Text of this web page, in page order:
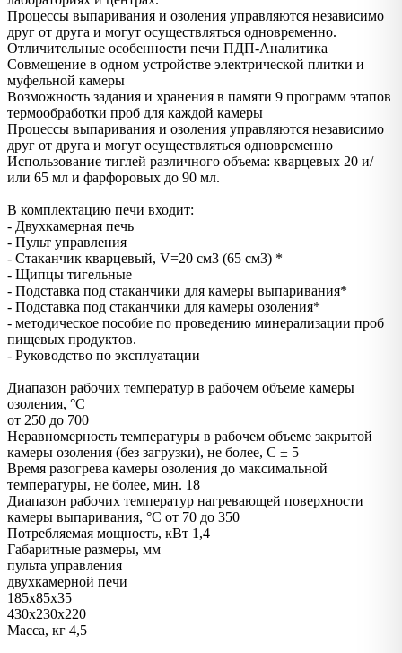
Процессы выпаривания и озоления управляются независимо
друг от друга и могут осуществляться одновременно.
Отличительные особенности печи ПДП-Аналитика
Совмещение в одном устройстве электрической плитки и
муфельной камеры
Возможность задания и хранения в памяти 9 программ этапов
термообработки проб для каждой камеры
Процессы выпаривания и озоления управляются независимо
друг от друга и могут осуществляться одновременно
Использование тиглей различного объема: кварцевых 20 и/
или 65 мл и фарфоровых до 90 мл.
В комплектацию печи входит:
- Двухкамерная печь
- Пульт управления
- Стаканчик кварцевый, V=20 cм3 (65 cм3) *
- Щипцы тигельные
- Подставка под стаканчики для камеры выпаривания*
- Подставка под стаканчики для камеры озоления*
- методическое пособие по проведению минерализации проб
пищевых продуктов.
- Руководство по эксплуатации
Диапазон рабочих температур в рабочем объеме камеры
озоления, °С
от 250 до 700
Неравномерность температуры в рабочем объеме закрытой
камеры озоления (без загрузки), не более, С ± 5
Время разогрева камеры озоления до максимальной
температуры, не более, мин. 18
Диапазон рабочих температур нагревающей поверхности
камеры выпаривания, °С от 70 до 350
Потребляемая мощность, кВт 1,4
Габаритные размеры, мм
пульта управления
двухкамерной печи
185х85х35
430х230х220
Масса, кг 4,5